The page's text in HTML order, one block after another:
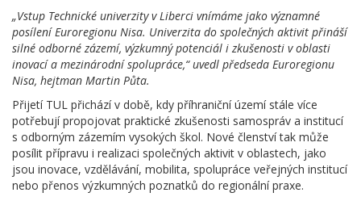
„Vstup Technické univerzity v Liberci vnímáme jako významné
posílení Euroregionu Nisa. Univerzita do společných aktivit přináší
silné odborné zázemí, výzkumný potenciál i zkušenosti v oblasti
inovací a mezinárodní spolupráce,“ uvedl předseda Euroregionu
Nisa, hejtman Martin Půta.
Přijetí TUL přichází v době, kdy příhraniční území stále více
potřebují propojovat praktické zkušenosti samospráv a institucí
s odborným zázemím vysokých škol. Nové členství tak může
posílit přípravu i realizaci společných aktivit v oblastech, jako
jsou inovace, vzdělávání, mobilita, spolupráce veřejných institucí
nebo přenos výzkumných poznatků do regionální praxe.